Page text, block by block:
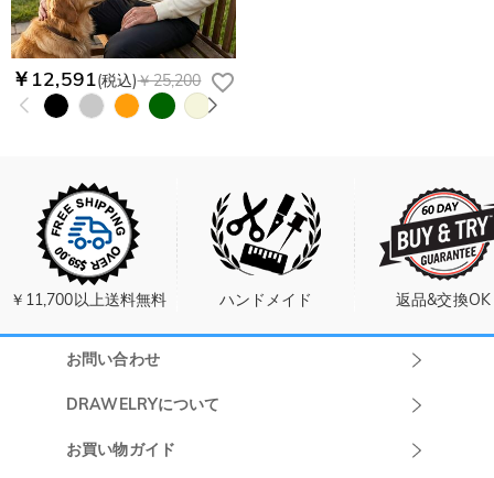
￥12,591(税込)￥25,200
￥11,700以上送料無料 ハンドメイド 返品&交換OK
お問い合わせ
DRAWELRYについて
DRAWELRYについて
お買い物ガイド